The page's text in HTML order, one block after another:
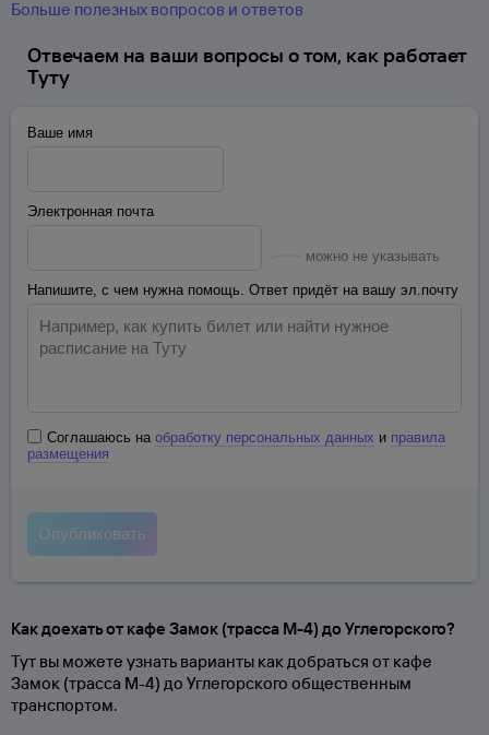
Больше полезных вопросов и ответов
Отвечаем на ваши вопросы о том, как работает
Туту
Ваше имя
Электронная почта
можно не указывать
Напишите, с чем нужна помощь. Ответ придёт на вашу эл.почту
Соглашаюсь на обработку персональных данных и правила
размещения
Как доехать от кафе Замок (трасса М-4) до Углегорского?
Тут вы можете узнать варианты как добраться от кафе
Замок (трасса М-4) до Углегорского общественным
транспортом.